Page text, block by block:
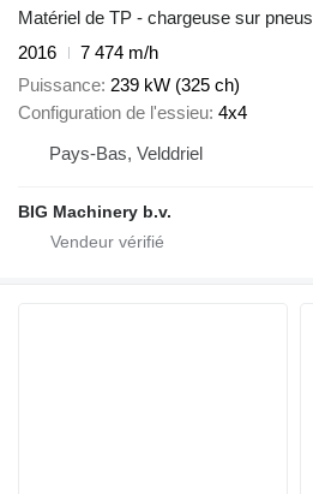
Matériel de TP - chargeuse sur pneus
2016
7 474 m/h
Puissance 239 kW (325 ch)
Configuration de l'essieu 4x4
Pays-Bas, Velddriel
BIG Machinery b.v.